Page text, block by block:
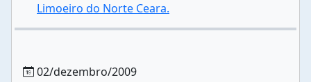
Limoeiro do Norte Ceara.
02/dezembro/2009